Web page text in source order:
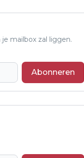
mailbox zal liggen.
Abonneren